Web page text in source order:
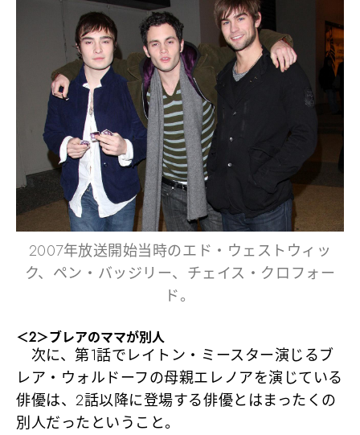
2007年放送開始当時のエド・ウェストウィッ
ク、ペン・バッジリー、チェイス・クロフォー
ド。
＜2＞ブレアのママが別人
次に、第1話でレイトン・ミースター演じるブ
レア・ウォルドーフの母親エレノアを演じている
俳優は、2話以降に登場する俳優とはまったくの
別人だったということ。